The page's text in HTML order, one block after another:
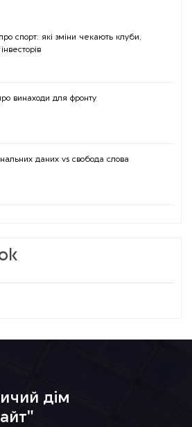
спорт: які зміни чекають клуби,
винаходи для фронту
даних vs свобода слова
дім